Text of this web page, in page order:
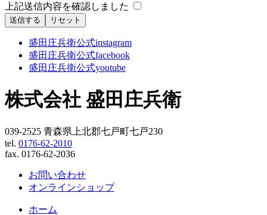
上記送信内容を確認しました
送信する リセット
盛田庄兵衛公式instagram
盛田庄兵衛公式facebook
盛田庄兵衛公式youtube
株式会社 盛田庄兵衛
039-2525 青森県上北郡七戸町七戸230
tel. 0176-62-2010
fax. 0176-62-2036
お問い合わせ
オンラインショップ
ホーム